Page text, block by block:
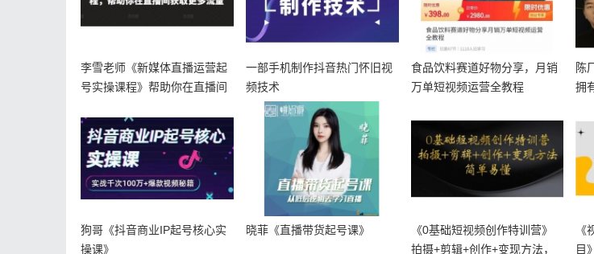
李雪老师《新媒体直播运营起
号实操课程》帮助你在直播间
一部手机制作抖音热门怀旧视
频技术
食品饮料赛道好物分享，月销
万单短视频运营全教程
陈
拥
狗哥《抖音商业IP起号核心实
操课》
晓菲《直播带货起号课》
《0基础短视频创作特训营》
拍摄+剪辑+创作+变现方法，
《
目